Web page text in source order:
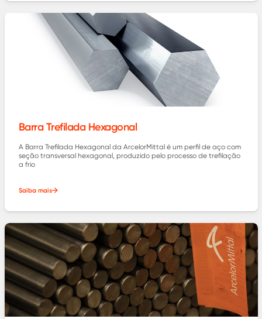
Barra Trefilada Hexagonal
A Barra Trefilada Hexagonal da ArcelorMittal é um perfil de aço com
seção transversal hexagonal, produzido pelo processo de trefilação
a frio
Saiba mais